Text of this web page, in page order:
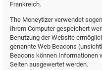
Frankreich.
The Moneytizer verwendet
Ihrem Computer gespeichert
Benutzung der Website
genannte Web Beacons
Beacons können Informationen
Seiten ausgewertet werden.